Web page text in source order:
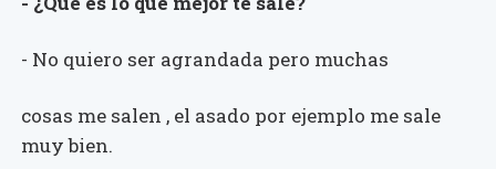
- No quiero ser agrandada pero muchas
cosas me salen , el asado por ejemplo me sale
muy bien.